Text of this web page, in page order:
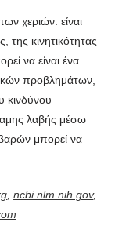
χεριών: είναι
της κινητικότητας
να είναι ένα
προβλημάτων,
κινδύνου
λαβής μέσω
μπορεί να
ncbi.nlm.nih.gov,